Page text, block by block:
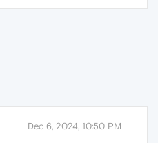
Dec 6, 2024, 10:50 PM